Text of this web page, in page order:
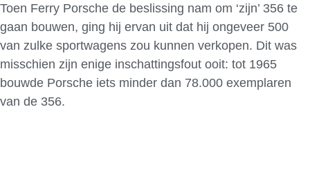
Toen Ferry Porsche de beslissing nam om ‘zijn’ 356 te
gaan bouwen, ging hij ervan uit dat hij ongeveer 500
van zulke sportwagens zou kunnen verkopen. Dit was
misschien zijn enige inschattingsfout ooit: tot 1965
bouwde Porsche iets minder dan 78.000 exemplaren
van de 356.